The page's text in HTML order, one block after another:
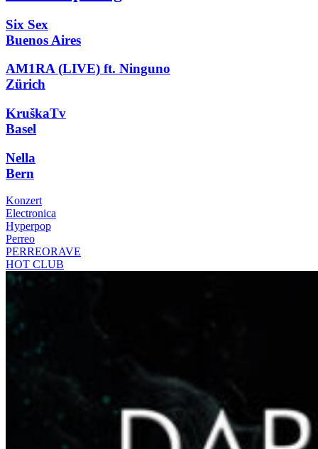
Six Sex
Buenos Aires
AM1RA (LIVE) ft. Ninguno
Zürich
KruškaTv
Basel
Nella
Bern
Konzert
Electronica
Hyperpop
Perreo
PERREORAVE
HOT CLUB